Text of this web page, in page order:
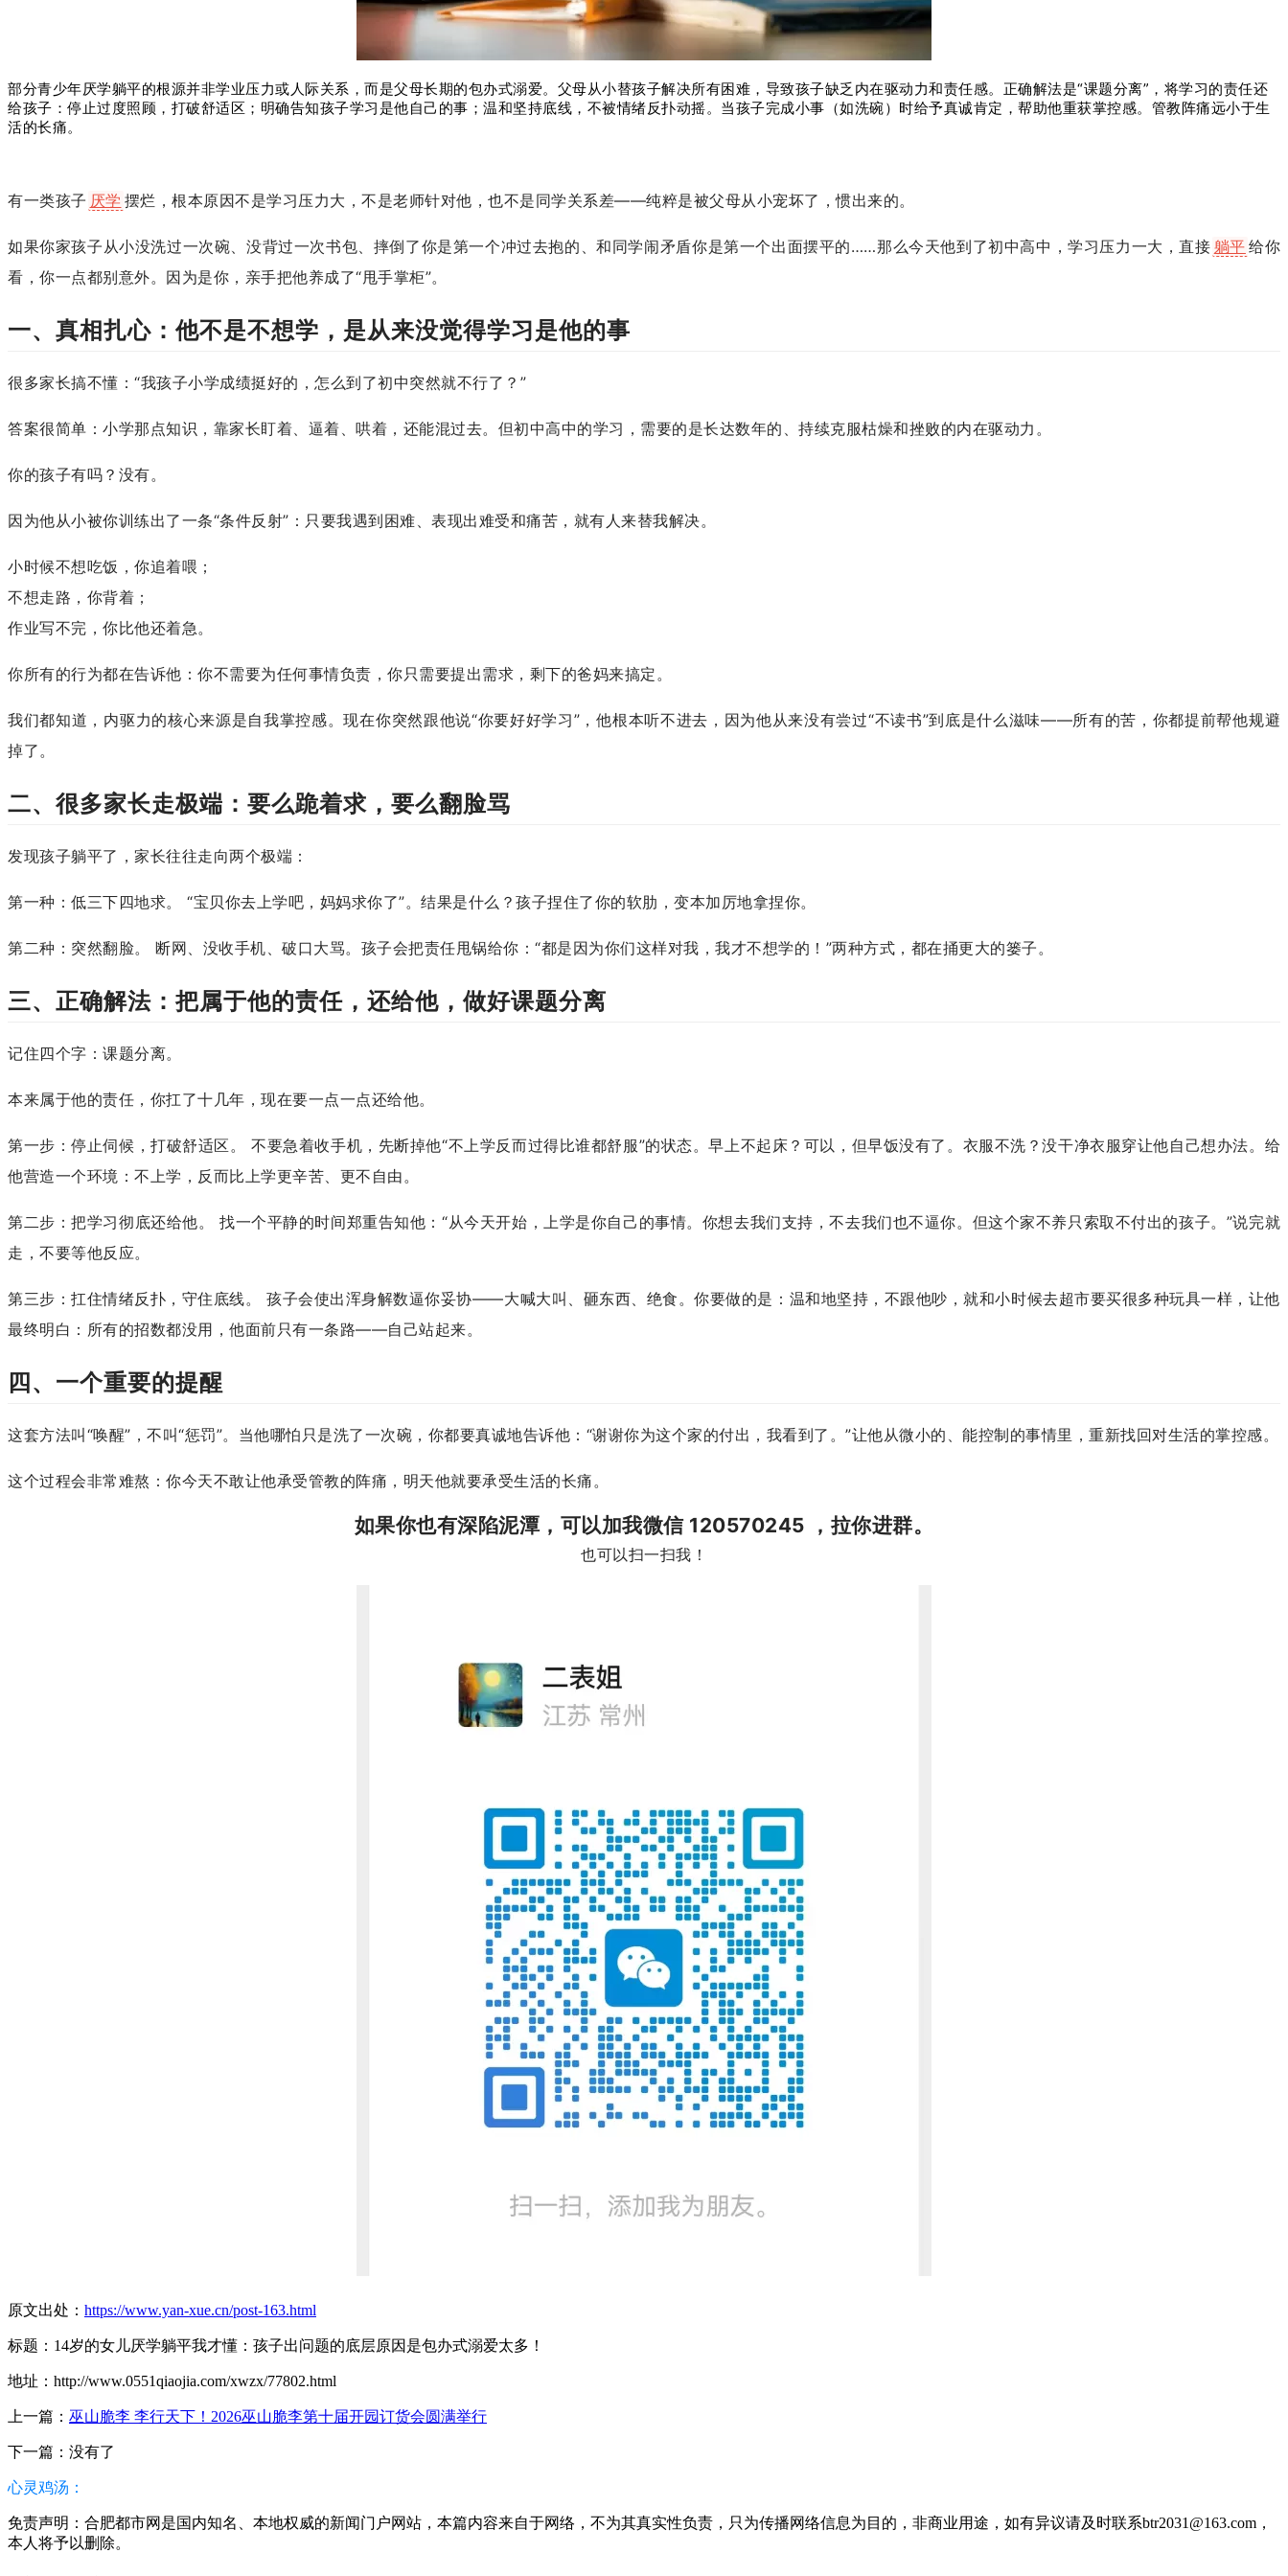
部分青少年厌学躺平的根源并非学业压力或人际关系，而是父母长期的包办式溺爱。父母从小替孩子解决所有困难，导致孩子缺乏内在驱动力和责任感。正确解法是“课题分离”，将学习的责任还
给孩子：停止过度照顾，打破舒适区；明确告知孩子学习是他自己的事；温和坚持底线，不被情绪反扑动摇。当孩子完成小事（如洗碗）时给予真诚肯定，帮助他重获掌控感。管教阵痛远小于生
活的长痛。
有一类孩子 厌学 摆烂，根本原因不是学习压力大，不是老师针对他，也不是同学关系差——纯粹是被父母从小宠坏了，惯出来的。
如果你家孩子从小没洗过一次碗、没背过一次书包、摔倒了你是第一个冲过去抱的、和同学闹矛盾你是第一个出面摆平的……那么今天他到了初中高中，学习压力一大，直接 躺平 给你
看，你一点都别意外。因为是你，亲手把他养成了“甩手掌柜”。
一、真相扎心：他不是不想学，是从来没觉得学习是他的事
很多家长搞不懂：“我孩子小学成绩挺好的，怎么到了初中突然就不行了？”
答案很简单：小学那点知识，靠家长盯着、逼着、哄着，还能混过去。但初中高中的学习，需要的是长达数年的、持续克服枯燥和挫败的内在驱动力。
你的孩子有吗？没有。
因为他从小被你训练出了一条“条件反射”：只要我遇到困难、表现出难受和痛苦，就有人来替我解决。
小时候不想吃饭，你追着喂；
不想走路，你背着；
作业写不完，你比他还着急。
你所有的行为都在告诉他：你不需要为任何事情负责，你只需要提出需求，剩下的爸妈来搞定。
我们都知道，内驱力的核心来源是自我掌控感。现在你突然跟他说“你要好好学习”，他根本听不进去，因为他从来没有尝过“不读书”到底是什么滋味——所有的苦，你都提前帮他规避
掉了。
二、很多家长走极端：要么跪着求，要么翻脸骂
发现孩子躺平了，家长往往走向两个极端：
第一种：低三下四地求。 “宝贝你去上学吧，妈妈求你了”。结果是什么？孩子捏住了你的软肋，变本加厉地拿捏你。
第二种：突然翻脸。 断网、没收手机、破口大骂。孩子会把责任甩锅给你：“都是因为你们这样对我，我才不想学的！”两种方式，都在捅更大的篓子。
三、正确解法：把属于他的责任，还给他，做好课题分离
记住四个字：课题分离。
本来属于他的责任，你扛了十几年，现在要一点一点还给他。
第一步：停止伺候，打破舒适区。 不要急着收手机，先断掉他“不上学反而过得比谁都舒服”的状态。早上不起床？可以，但早饭没有了。衣服不洗？没干净衣服穿让他自己想办法。给
他营造一个环境：不上学，反而比上学更辛苦、更不自由。
第二步：把学习彻底还给他。 找一个平静的时间郑重告知他：“从今天开始，上学是你自己的事情。你想去我们支持，不去我们也不逼你。但这个家不养只索取不付出的孩子。”说完就
走，不要等他反应。
第三步：扛住情绪反扑，守住底线。 孩子会使出浑身解数逼你妥协——大喊大叫、砸东西、绝食。你要做的是：温和地坚持，不跟他吵，就和小时候去超市要买很多种玩具一样，让他
最终明白：所有的招数都没用，他面前只有一条路——自己站起来。
四、一个重要的提醒
这套方法叫“唤醒”，不叫“惩罚”。当他哪怕只是洗了一次碗，你都要真诚地告诉他：“谢谢你为这个家的付出，我看到了。”让他从微小的、能控制的事情里，重新找回对生活的掌控感。
这个过程会非常难熬：你今天不敢让他承受管教的阵痛，明天他就要承受生活的长痛。
如果你也有深陷泥潭，可以加我微信 120570245 ，拉你进群。
也可以扫一扫我！
原文出处： https://www.yan-xue.cn/post-163.html
标题：14岁的女儿厌学躺平我才懂：孩子出问题的底层原因是包办式溺爱太多！
地址：http://www.0551qiaojia.com/xwzx/77802.html
上一篇： 巫山脆李 李行天下！2026巫山脆李第十届开园订货会圆满举行
下一篇：没有了
心灵鸡汤：
免责声明：合肥都市网是国内知名、本地权威的新闻门户网站，本篇内容来自于网络，不为其真实性负责，只为传播网络信息为目的，非商业用途，如有异议请及时联系btr2031@163.com，
本人将予以删除。